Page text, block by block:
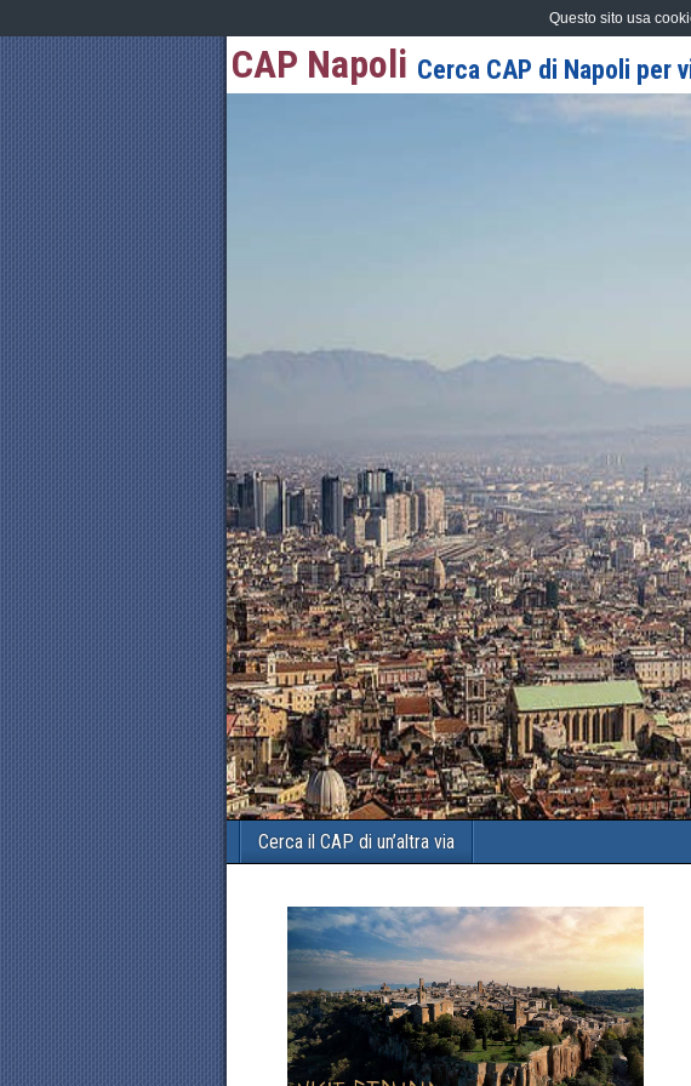
CAP Napoli Cerca CAP di Napoli per
Cerca il CAP di un’altra via
Questo sito usa